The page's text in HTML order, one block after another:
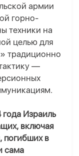
армии
горно-
техники на
целью для
традиционно
—
Израиль
включая
погибших в
сама